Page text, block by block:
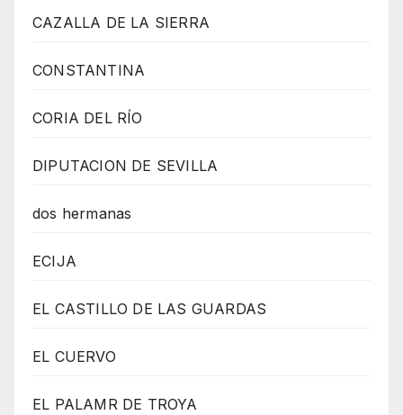
CAZALLA DE LA SIERRA
CONSTANTINA
CORIA DEL RÍO
DIPUTACION DE SEVILLA
dos hermanas
ECIJA
EL CASTILLO DE LAS GUARDAS
EL CUERVO
EL PALAMR DE TROYA